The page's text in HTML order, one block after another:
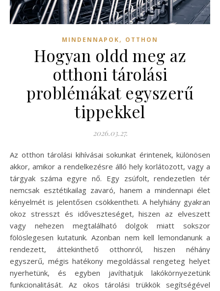
MINDENNAPOK, OTTHON
Hogyan oldd meg az
otthoni tárolási
problémákat egyszerű
tippekkel
2026.03.27.
Az otthon tárolási kihívásai sokunkat érintenek, különösen
akkor, amikor a rendelkezésre álló hely korlátozott, vagy a
tárgyak száma egyre nő. Egy zsúfolt, rendezetlen tér
nemcsak esztétikailag zavaró, hanem a mindennapi élet
kényelmét is jelentősen csökkentheti. A helyhiány gyakran
okoz stresszt és időveszteséget, hiszen az elveszett
vagy nehezen megtalálható dolgok miatt sokszor
fölöslegesen kutatunk. Azonban nem kell lemondanunk a
rendezett, áttekinthető otthonról, hiszen néhány
egyszerű, mégis hatékony megoldással rengeteg helyet
nyerhetünk, és egyben javíthatjuk lakókörnyezetünk
funkcionalitását. Az okos tárolási trükkök segítségével